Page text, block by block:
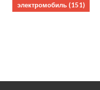
электромобиль (151)